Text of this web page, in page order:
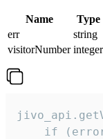
Name Type
err
string
visitorNumber integer
if